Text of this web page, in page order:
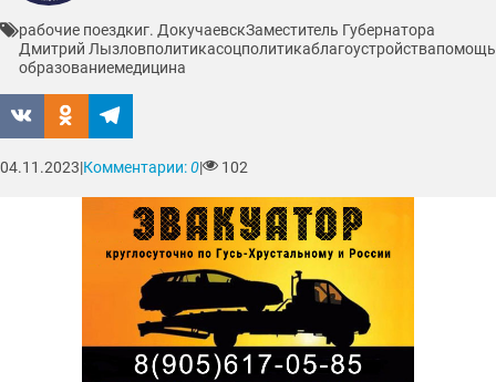
рабочие поездкиг. ДокучаевскЗаместитель Губернатора
Дмитрий Лызловполитикасоцполитикаблагоустройствапомощь
образованиемедицина
04.11.2023|Комментарии:0| 102